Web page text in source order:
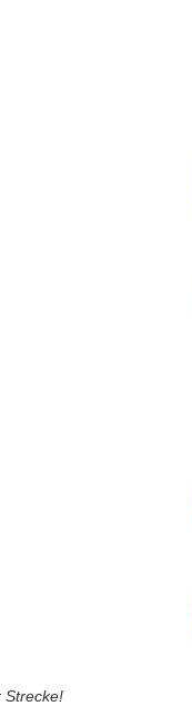
Strecke!